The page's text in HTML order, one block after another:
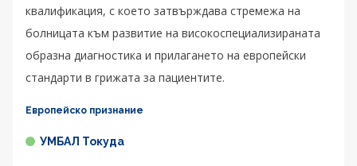
квалификация, с което затвърждава стремежа на
болницата към развитие на високоспециализираната
образна диагностика и прилагането на европейски
стандарти в грижата за пациентите.
Европейско признание
УМБАЛ Токуда